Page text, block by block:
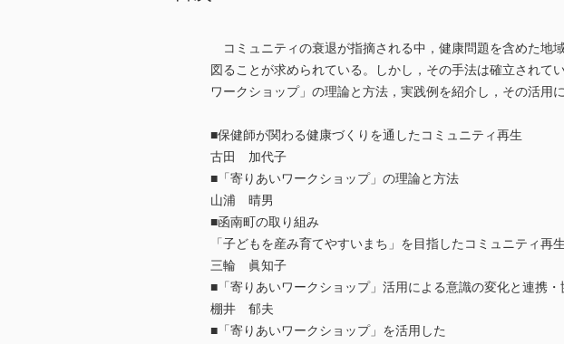
コミュニティの衰退が指摘される中，健康問題を含めた地
図ることが求められている。しかし，その手法は確立され
ワークショップ」の理論と方法，実践例を紹介し，その活用
■保健師が関わる健康づくりを通したコミュニティ再生
古田 加代子
■「寄りあいワークショップ」の理論と方法
山浦 晴男
■函南町の取り組み
「子どもを産み育てやすいまち」を目指したコミュニティ再生
三輪 眞知子
■「寄りあいワークショップ」活用による意識の変化と連携・
棚井 郁夫
■「寄りあいワークショップ」を活用した